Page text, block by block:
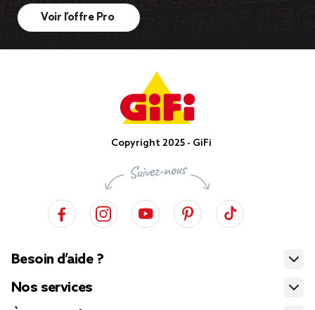
Voir l’offre Pro
Copyright 2025 - GiFi
Besoin d’aide ?
Nos services